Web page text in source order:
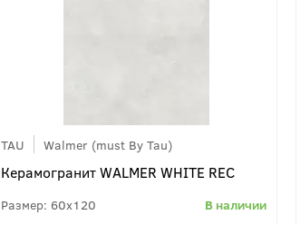
TAU Walmer (must By Tau)
Керамогранит WALMER WHITE REC
60x120